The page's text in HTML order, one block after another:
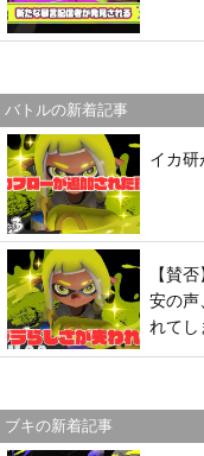
バトルの新着記事
イカ研
【賛
安の声
れてし
ブキの新着記事